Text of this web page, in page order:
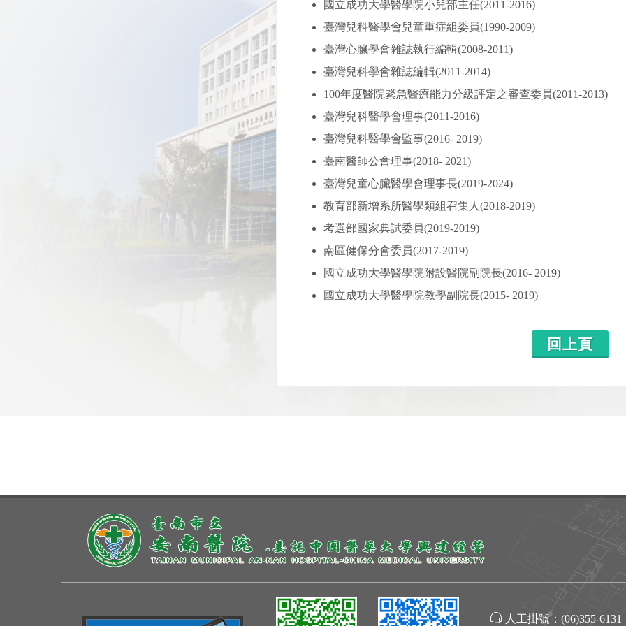
國立成功大學醫學院小兒部主任(2011-2016)
臺灣兒科醫學會兒童重症組委員(1990-2009)
臺灣心臟學會雜誌執行編輯(2008-2011)
臺灣兒科學會雜誌編輯(2011-2014)
100年度醫院緊急醫療能力分級評定之審查委員(2011-2013)
臺灣兒科醫學會理事(2011-2016)
臺灣兒科醫學會監事(2016- 2019)
臺南醫師公會理事(2018- 2021)
臺灣兒童心臟醫學會理事長(2019-2024)
教育部新增系所醫學類組召集人(2018-2019)
考選部國家典試委員(2019-2019)
南區健保分會委員(2017-2019)
國立成功大學醫學院附設醫院副院長(2016- 2019)
國立成功大學醫學院教學副院長(2015- 2019)
回上頁
人工掛號： (06)355-6131